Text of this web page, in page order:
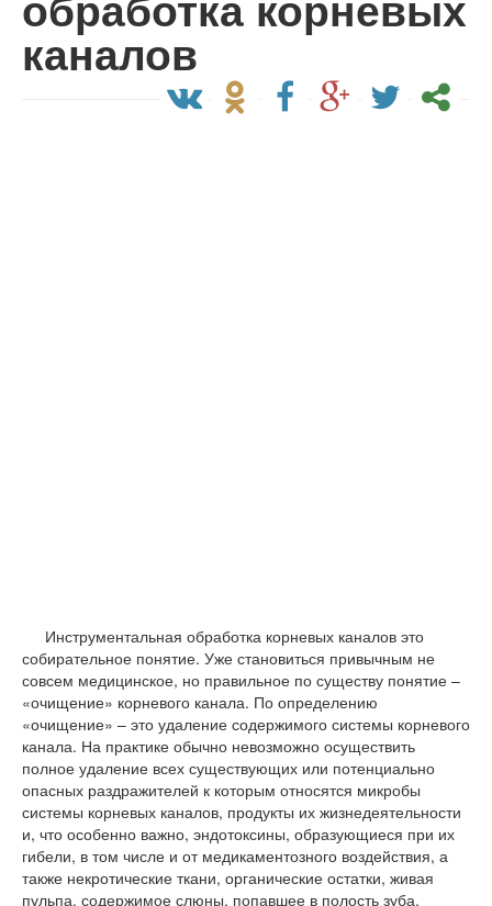
каналов
Инструментальная обработка корневых каналов это
собирательное понятие. Уже становиться привычным не
совсем медицинское, но правильное по существу понятие –
«очищение» корневого канала. По определению
«очищение» – это удаление содержимого системы корневого
канала. На практике обычно невозможно осуществить
полное удаление всех существующих или потенциально
опасных раздражителей к которым относятся микробы
системы корневых каналов, продукты их жизнедеятельности
и, что особенно важно, эндотоксины, образующиеся при их
гибели, в том числе и от медикаментозного воздействия, а
также некротические ткани, органические остатки, живая
пульпа, содержимое слюны, попавшее в полость зуба,